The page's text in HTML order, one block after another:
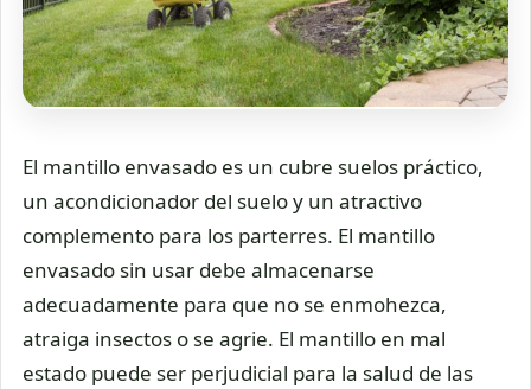
El mantillo envasado es un cubre suelos práctico,
un acondicionador del suelo y un atractivo
complemento para los parterres. El mantillo
envasado sin usar debe almacenarse
adecuadamente para que no se enmohezca,
atraiga insectos o se agrie. El mantillo en mal
estado puede ser perjudicial para la salud de las